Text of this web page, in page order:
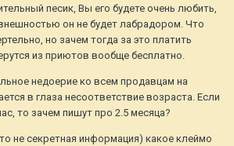
песик, Вы его будете очень любить,
он не будет лабрадором. Что
но зачем тогда за это платить
из приютов вообще бесплатно.
недоерие ко всем продавцам на
в глаза несоответствие возраста. Если
то зачем пишут про 2.5 месяца?
не секретная информация) какое клеймо